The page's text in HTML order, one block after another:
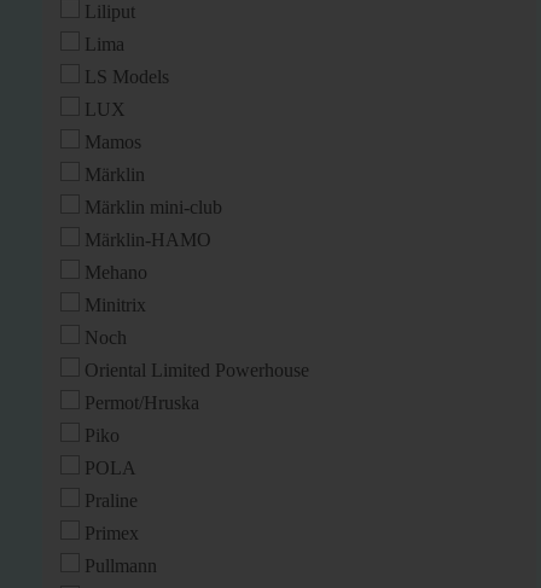
Liliput
Lima
LS Models
LUX
Mamos
Märklin
Märklin mini-club
Märklin-HAMO
Mehano
Minitrix
Noch
Oriental Limited Powerhouse
Permot/Hruska
Piko
POLA
Praline
Primex
Pullmann